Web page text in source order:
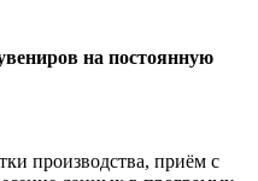
на постоянную
производства, приём с